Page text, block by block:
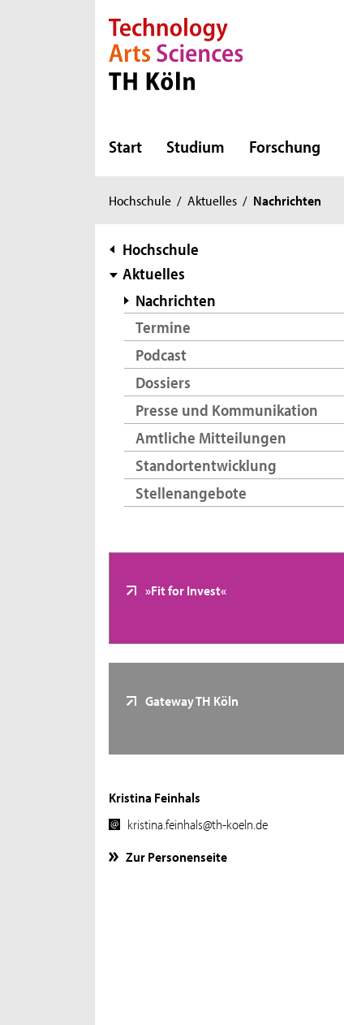
Direkt zur Hauptnavigation
Direkt zur Subnavigation
Direkt zum Inhalt
Direkt zum Fußbereich
Start Studium Forschung
Sie
hier:
Hochschule / Aktuelles / Nachrichten
Subnavigation
Hochschule
Aktuelles
Nachrichten
Termine
Podcast
Dossiers
Presse und Kommunikation
Amtliche Mitteilungen
Standortentwicklung
Stellenangebote
»Fit for Invest«
Gateway TH Köln
Kristina Feinhals
kristina.feinhals@th-koeln.de
Zur Personenseite